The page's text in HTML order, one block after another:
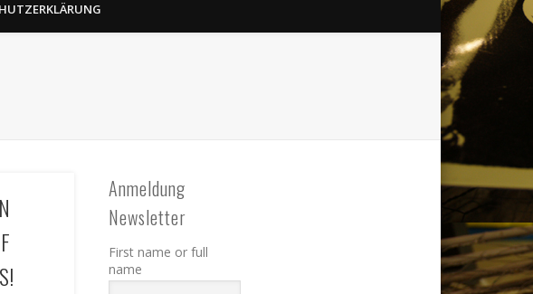
Anmeldung
Newsletter
First name or full
name